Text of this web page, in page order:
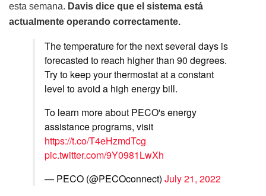
esta semana. Davis dice que el sistema está
actualmente operando correctamente.
The temperature for the next several days is
forecasted to reach higher than 90 degrees.
Try to keep your thermostat at a constant
level to avoid a high energy bill.
To learn more about PECO's energy
assistance programs, visit
https://t.co/T4eHzmdTcg
pic.twitter.com/9Y0981LwXh
— PECO (@PECOconnect) July 21, 2022